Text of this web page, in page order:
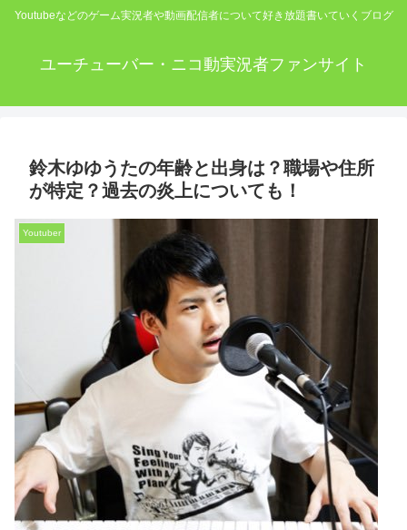
Youtubeなどのゲーム実況者や動画配信者について好き放題書いていくブログ
ユーチューバー・ニコ動実況者ファンサイト
鈴木ゆゆうたの年齢と出身は？職場や住所
が特定？過去の炎上についても！
Youtuber